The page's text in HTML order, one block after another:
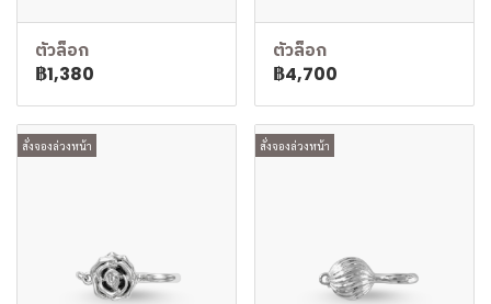
ตัวล็อก
฿1,380
ตัวล็อก
฿4,700
สั่งจองล่วงหน้า สั่งจองล่วงหน้า